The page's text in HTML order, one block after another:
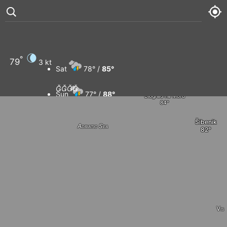
Vis
Božava
Šibenik
Biograd na Moru
Adriatic Sea
79° 3 kt
Sat 78° / 85°
Sun 77° / 88°
